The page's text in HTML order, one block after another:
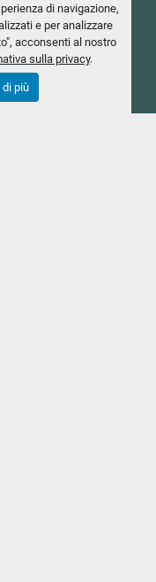
di navigazione,
e per analizzare
acconsenti al nostro
sulla privacy.
di più